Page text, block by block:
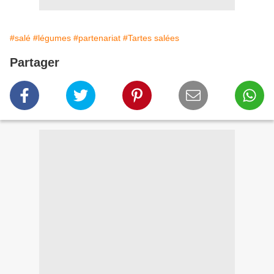
#salé #légumes #partenariat #Tartes salées
Partager